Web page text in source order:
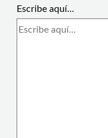
Escribe aquí...